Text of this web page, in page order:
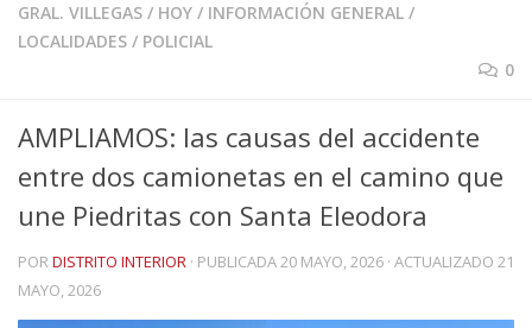
GRAL. VILLEGAS / HOY / INFORMACIÓN GENERAL /
LOCALIDADES / POLICIAL
0
AMPLIAMOS: las causas del accidente
entre dos camionetas en el camino que
une Piedritas con Santa Eleodora
PORDISTRITO INTERIOR · PUBLICADA20 MAYO, 2026 · ACTUALIZADO 21
MAYO, 2026